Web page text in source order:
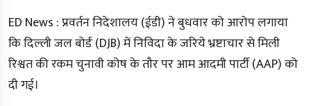
ED News :प्रवर्तन निदेशालय (ईडी) ने बुधवार को आरोप लगाया
कि दिल्ली जल बोर्ड (DJB) में निविदा के जरिये भ्रष्टाचार से मिली
रिश्वत की रकम चुनावी कोष के तौर परआम आदमी पार्टी (AAP)को
दी गई।